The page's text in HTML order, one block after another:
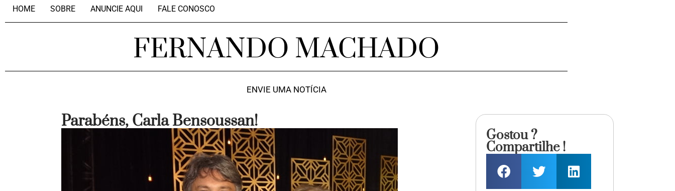
HOME SOBRE ANUNCIE AQUI FALE CONOSCO
FERNANDO MACHADO
ENVIE UMA NOTÍCIA
Parabéns, Carla Bensoussan!
Gostou ?
Compartilhe !